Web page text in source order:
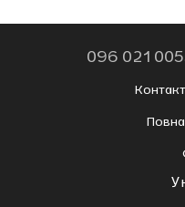
096 021
Повна